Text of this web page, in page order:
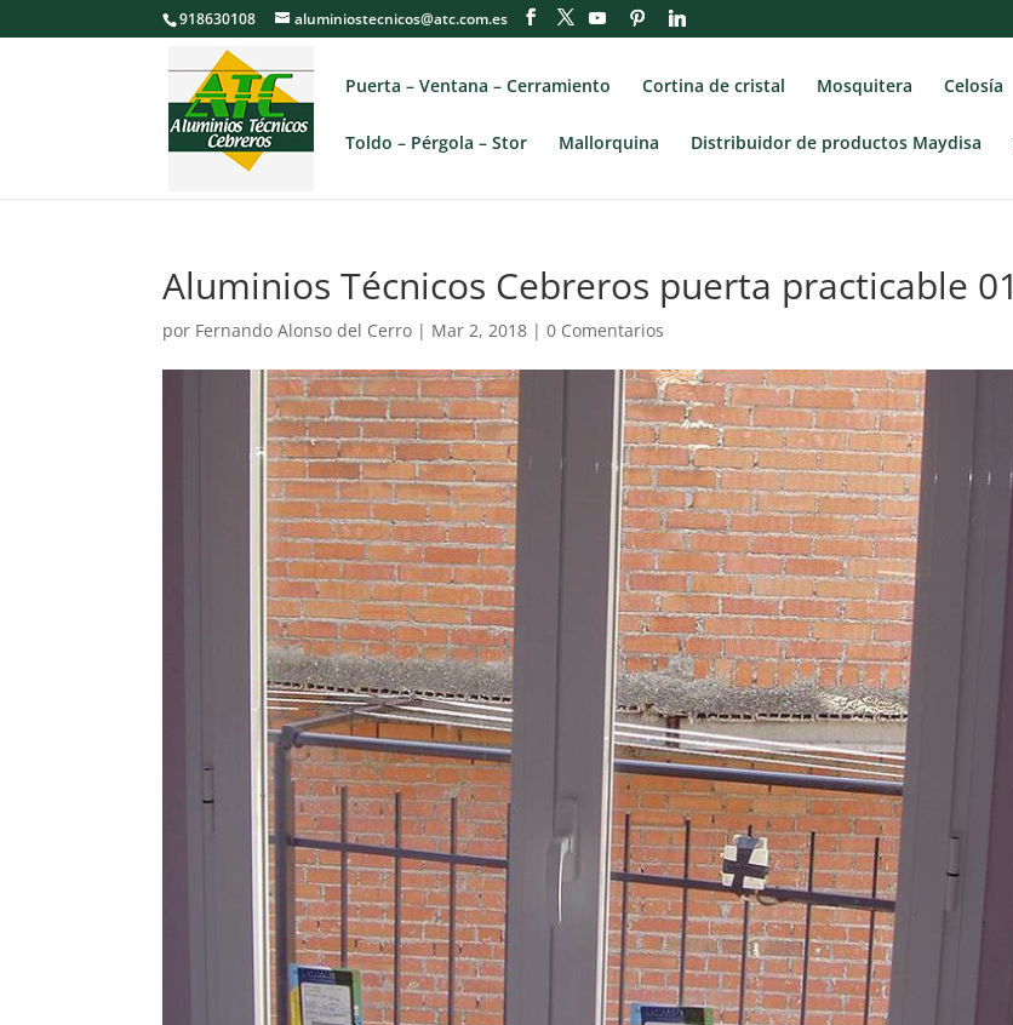
918630108 aluminiostecnicos@atc.com.es
Puerta – Ventana – Cerramiento Cortina de cristal Mosquitera Celosía
Toldo – Pérgola – Stor Mallorquina Distribuidor de productos Maydisa
Aluminios Técnicos Cebreros puerta practicable 01
por Fernando Alonso del Cerro | Mar 2, 2018 |0 Comentarios